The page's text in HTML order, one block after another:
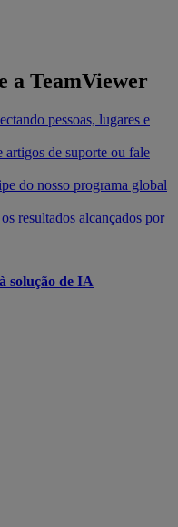
a TeamViewer
pessoas, lugares e
artigos de suporte ou fale
do nosso programa global
resultados alcançados por
solução de IA